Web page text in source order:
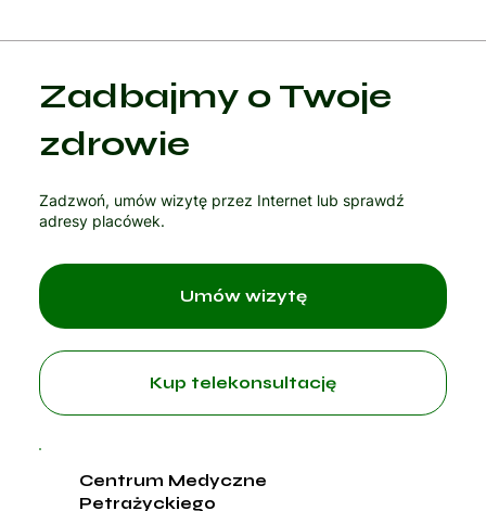
Zadbajmy o Twoje
zdrowie
Zadzwoń, umów wizytę przez Internet lub sprawdź
adresy placówek.
Kup telekonsultację
Centrum Medyczne
Petrażyckiego
Umów wizytę